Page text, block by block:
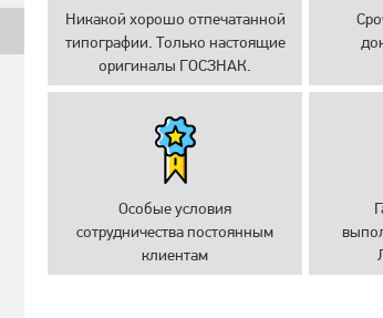
Никакой хорошо отпечатанной
типографии. Только настоящие
оригиналы ГОСЗНАК.
Особые условия
сотрудничества постоянным
клиентам